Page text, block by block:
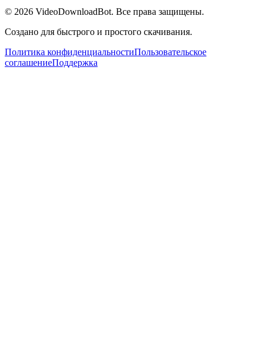
© 2026 VideoDownloadBot. Все права защищены.
Создано для быстрого и простого скачивания.
Политика конфиденциальностиПользовательское
соглашениеПоддержка